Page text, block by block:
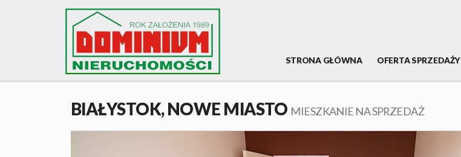
STRONA GŁÓWNA OFERTA SPRZEDAŻY
BIAŁYSTOK,NOWE MIASTO MIESZKANIE NA SPRZEDAŻ